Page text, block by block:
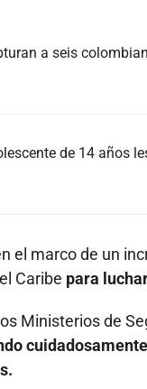
a seis
de 14 años
el marco de un
Caribe para
Ministerios de